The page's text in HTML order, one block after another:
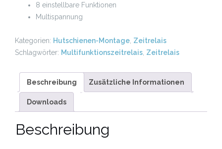
8 einstellbare Funktionen
Multispannung
Kategorien: Hutschienen-Montage Zeitrelais
Schlagwörter: Multifunktionszeitrelais Zeitrelais
Beschreibung Zusätzliche Informationen
Downloads
Beschreibung